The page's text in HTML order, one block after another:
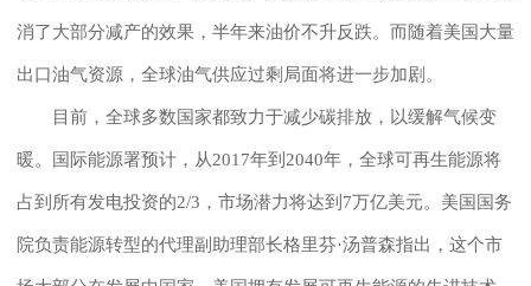
消了大部分减产的效果，半年来油价不升反跌。而随着美国大量
出口油气资源，全球油气供应过剩局面将进一步加剧。
目前，全球多数国家都致力于减少碳排放，以缓解气候变
暖。国际能源署预计，从2017年到2040年，全球可再生能源将
占到所有发电投资的2/3，市场潜力将达到7万亿美元。美国国务
院负责能源转型的代理副助理部长格里芬·汤普森指出，这个市